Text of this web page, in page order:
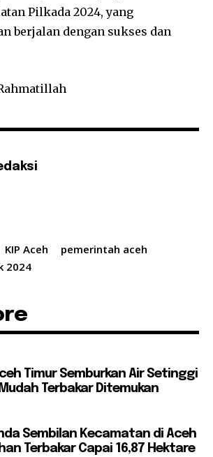
Pilkada 2024, yang
berjalan dengan sukses dan
KIP Aceh
pemerintah aceh
2024
Timur Semburkan Air Setinggi
Terbakar Ditemukan
Sembilan Kecamatan di Aceh
Terbakar Capai 16,87 Hektare